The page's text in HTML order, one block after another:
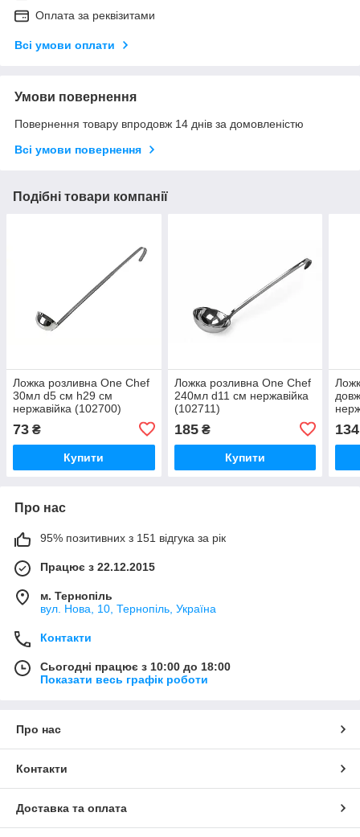
Оплата за реквізитами
Всі умови оплати
Умови повернення
Повернення товару впродовж 14 днів за домовленістю
Всі умови повернення
Подібні товари компанії
Ложка розливна One Chef
30мл d5 см h29 см
нержавійка (102700)
73 ₴
Купити
Ложка розливна One Chef
240мл d11 см нержавійка
(102711)
185₴
Купити
134
Про нас
95% позитивних з 151 відгука за рік
Працює з 22.12.2015
м. Тернопіль
вул. Нова, 10, Тернопіль, Україна
Контакти
Сьогодні працює з 10:00 до 18:00
Показати весь графік роботи
Про нас
Контакти
Доставка та оплата